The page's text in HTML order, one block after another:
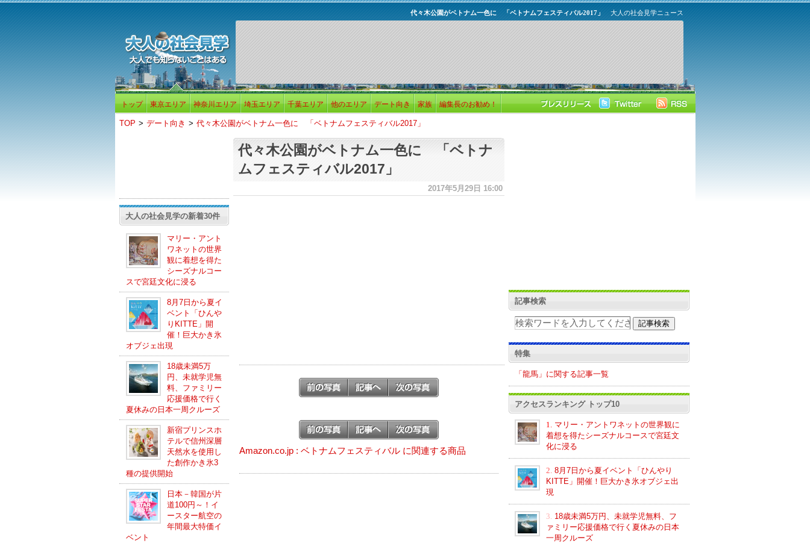
大人の社会見学ニュース
代々木公園がベトナム一色に 「ベトナムフェスティバル2017」
トップ 東京エリア 神奈川エリア 埼玉エリア 千葉エリア 他のエリア デート向き 家族 編集長のお勧め！
TOP > デート向き > 代々木公園がベトナム一色に 「ベトナムフェスティバル2017」
大人の社会見学の新着30件
マリー・アント
ワネットの世界
観に着想を得た
シーズナルコー
スで宮廷文化に浸る
8月7日から夏イ
ベント「ひんや
りKITTE」開
催！巨大かき氷
オブジェ出現
18歳未満5万
円、未就学児無
料、ファミリー
応援価格で行く
夏休みの日本一周クルーズ
新宿プリンスホ
テルで信州深層
天然水を使用し
た創作かき氷3
種の提供開始
日本－韓国が片
道100円～！イ
ースター航空の
年間最大特価イ
ベント
代々木公園がベトナム一色に 「ベトナ
ムフェスティバル2017」
2017年5月29日 16:00
Amazon.co.jp : ベトナムフェスティバル に関連する商品
記事検索
特集
「龍馬」に関する記事一覧
アクセスランキング トップ10
1.
マリー・アントワネットの世界観に
着想を得たシーズナルコースで宮廷文
化に浸る
2. 8月7日から夏イベント「ひんやり
KITTE」開催！巨大かき氷オブジェ出
現
3. 18歳未満5万円、未就学児無料、フ
ァミリー応援価格で行く夏休みの日本
一周クルーズ